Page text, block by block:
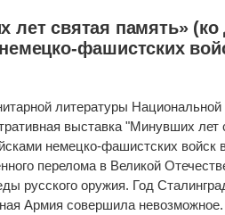
лет святая память»
фашистских
литературы
выставка "Минувших
немецко-фашистских войск
перелома в Великой
русского оружия. Год
Армия совершила